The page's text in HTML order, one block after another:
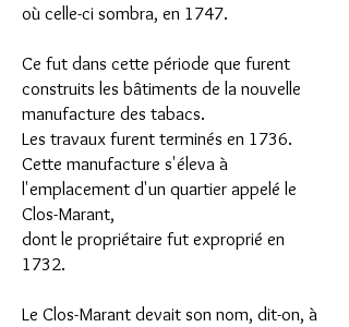
où celle-ci sombra, en 1747.
Ce fut dans cette période que furent
construits les bâtiments de la nouvelle
manufacture des tabacs.
Les travaux furent terminés en 1736.
Cette manufacture s'éleva à
l'emplacement d'un quartier appelé le
Clos-Marant,
dont le propriétaire fut exproprié en
1732.
Le Clos-Marant devait son nom, dit-on, à